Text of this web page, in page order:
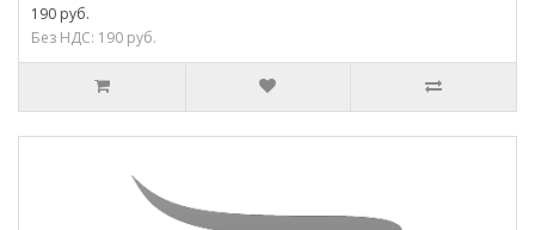
190 руб.
Без НДС: 190 руб.